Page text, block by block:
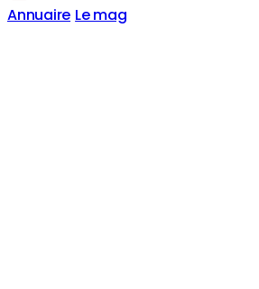
Annuaire Le mag